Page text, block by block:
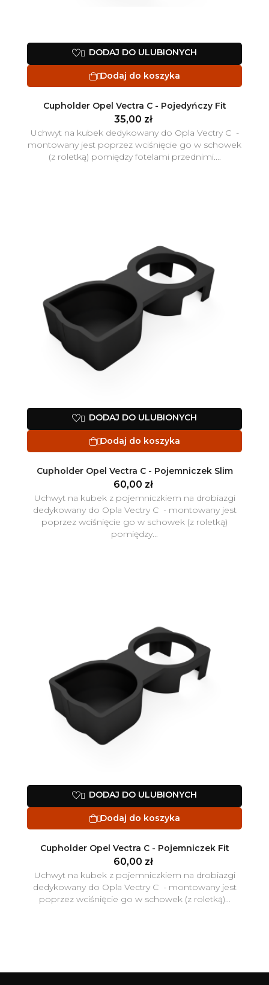
 DODAJ DO ULUBIONYCH
Dodaj do koszyka
Cupholder Opel Vectra C - Pojedyńczy Fit
35,00 zł
Uchwyt na kubek dedykowany do Opla Vectry C -
montowany jest poprzez wciśnięcie go w schowek
(z roletką) pomiędzy fotelami przednimi....
 DODAJ DO ULUBIONYCH
Dodaj do koszyka
Cupholder Opel Vectra C - Pojemniczek Slim
60,00 zł
Uchwyt na kubek z pojemniczkiem na drobiazgi
dedykowany do Opla Vectry C - montowany jest
poprzez wciśnięcie go w schowek (z roletką)
pomiędzy...
 DODAJ DO ULUBIONYCH
Dodaj do koszyka
Cupholder Opel Vectra C - Pojemniczek Fit
60,00 zł
Uchwyt na kubek z pojemniczkiem na drobiazgi
dedykowany do Opla Vectry C - montowany jest
poprzez wciśnięcie go w schowek (z roletką)...